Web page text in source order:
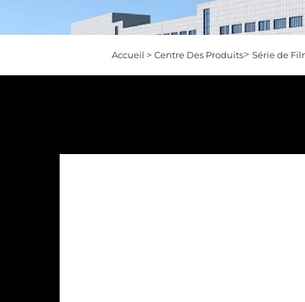
Accueil > Centre Des Produits> Série de